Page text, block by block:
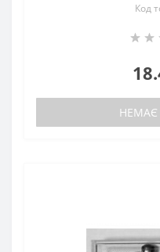
Код
НЕМАЄ